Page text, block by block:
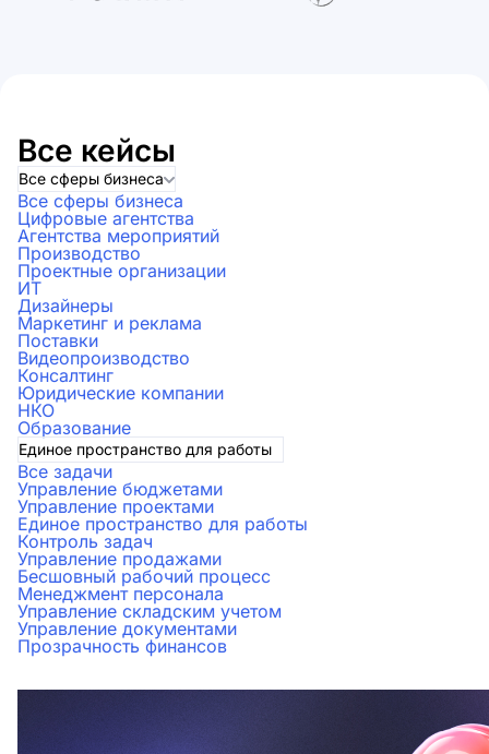
Все кейсы
Все сферы бизнеса
Все сферы бизнеса
Цифровые агентства
Агентства мероприятий
Производство
Проектные организации
ИТ
Дизайнеры
Маркетинг и реклама
Поставки
Видеопроизводство
Консалтинг
Юридические компании
НКО
Образование
Единое пространство для работы
Все задачи
Управление бюджетами
Управление проектами
Единое пространство для работы
Контроль задач
Управление продажами
Бесшовный рабочий процесс
Менеджмент персонала
Управление складским учетом
Управление документами
Прозрачность финансов